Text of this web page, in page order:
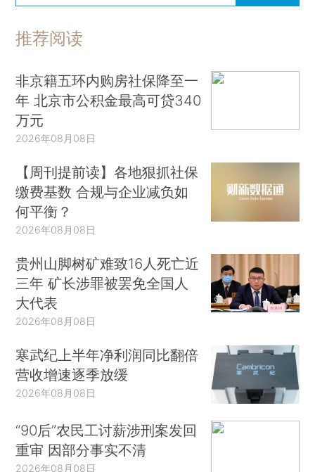
推荐阅读
非京籍五环内购房社保降至一
年 北京市公积金最高可贷340
万元
2026年08月08日
【周刊提前读】各地狠抓社保
缴费基数 合规与企业减负如
何平衡？
2026年08月08日
贵州山脚树矿难致16人死亡近
三年 矿长涉罪被罢免全国人
大代表
2026年08月08日
寒武纪上半年净利润同比翻倍
营收增速逐季放缓
2026年08月08日
“90后”农民工讨薪涉刑案发回
重审 因部分事实不清
2026年08月08日